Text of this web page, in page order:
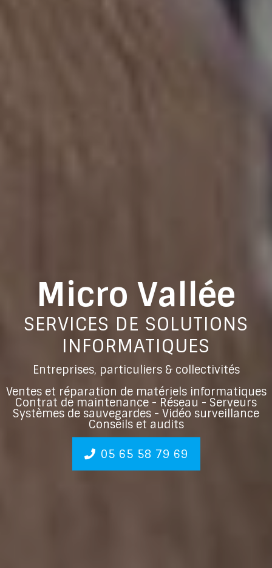
Micro Vallée
SERVICES DE SOLUTIONS
INFORMATIQUES
Entreprises, particuliers & collectivités
Ventes et réparation de matériels informatiques
Contrat de maintenance - Réseau - Serveurs
Systèmes de sauvegardes - Vidéo surveillance
Conseils et audits
05 65 58 79 69